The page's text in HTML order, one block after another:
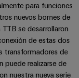
TTB
para funciones
nuevos bornes de
se desarrollaron
de estas dos
transformadores de
puede realizarse de
nuestra nueva serie